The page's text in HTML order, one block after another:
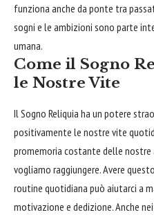
funziona anche da ponte tra
sogni e le ambizioni sono parte
umana.
Come il Sogno
le Nostre Vite
Il Sogno Reliquia ha un potere
positivamente le nostre vite
promemoria costante delle nostre
vogliamo raggiungere. Avere
routine quotidiana può aiutarci a
motivazione e dedizione. Anche